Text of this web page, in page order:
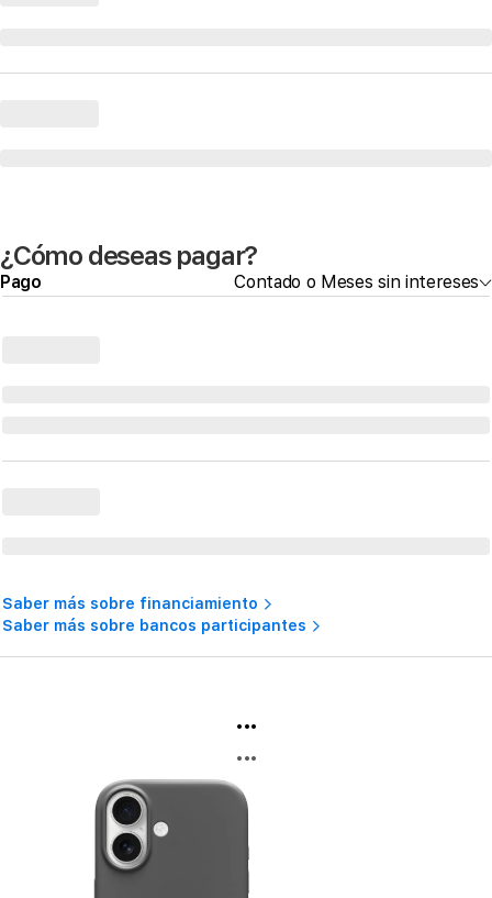
¿Cómo deseas pagar?
Pago Contado o Meses sin intereses
Saber más sobre financiamiento
Saber más sobre bancos participantes
...
...